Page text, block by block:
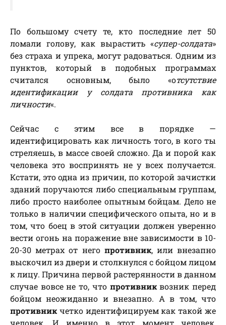
По большому счету те, кто последние лет 50
ломали голову, как вырастить «супер-солдата»
без страха и упрека, могут радоваться. Одним из
пунктов, который в подобных программах
считался основным, было «отсутствие
идентификации у солдата противника как
личности«.
Сейчас с этим все в порядке —
идентифицировать как личность того, в кого ты
стреляешь, в массе своей сложно. Да и порой как
человека это воспринять не у всех получается.
Кстати, это одна из причин, по которой зачистки
зданий поручаются либо специальным группам,
либо просто наиболее опытным бойцам. Дело не
только в наличии специфического опыта, но и в
том, что боец в этой ситуации должен уверенно
вести огонь на поражение вне зависимости в 10-
20-30 метрах от него противник, или внезапно
выскочил из двери и столкнулся с бойцом лицом
к лицу. Причина первой растерянности в данном
случае вовсе не то, что противниквозник перед
бойцом неожиданно и внезапно. А в том, что
противник четко идентифицируем как такой же
человек. И именно в этот момент человек,